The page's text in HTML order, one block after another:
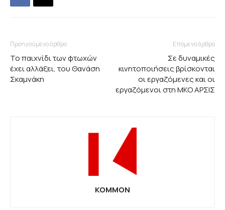
Προηγούμενο άρθρο
Το παιχνίδι των φτωχών
έχει αλλάξει, του Θανάση
Σκαμνάκη
Επόμενο άρθρο
Σε δυναμικές
κινητοποιήσεις βρίσκονται
οι εργαζόμενες και οι
εργαζόμενοι στη ΜΚΟ ΑΡΣΙΣ
KOMMON